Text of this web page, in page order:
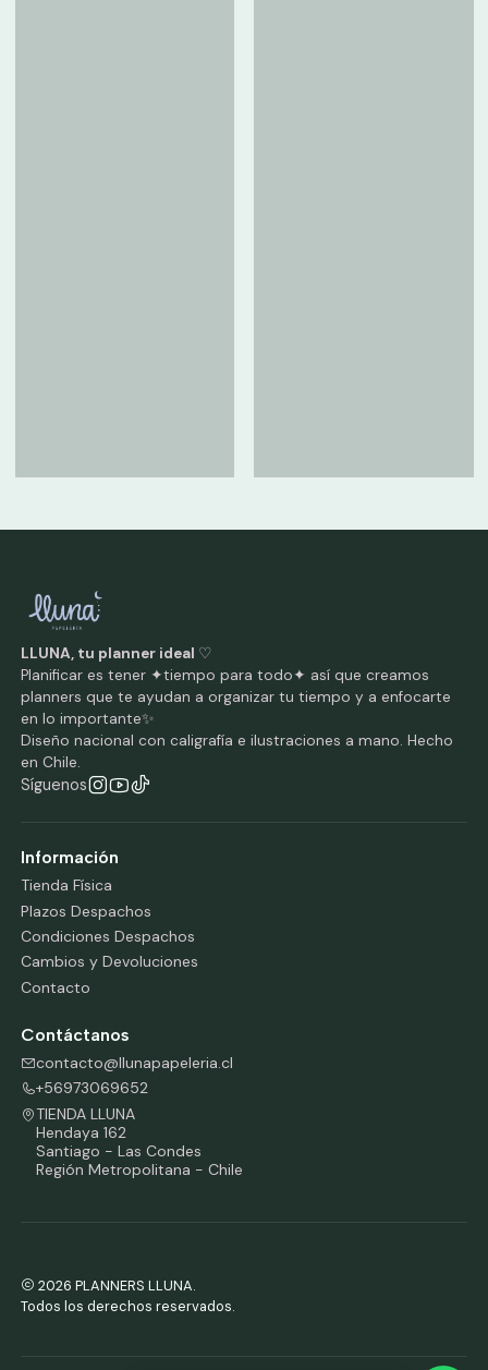
LLUNA, tu planner ideal ♡
Planificar es tener ✦tiempo para todo✦ así que creamos
planners que te ayudan a organizar tu tiempo y a enfocarte
en lo importante✨
Diseño nacional con caligrafía e ilustraciones a mano. Hecho
en Chile.
Síguenos
Información
Tienda Física
Plazos Despachos
Condiciones Despachos
Cambios y Devoluciones
Contacto
Contáctanos
contacto@llunapapeleria.cl
+56973069652
TIENDA LLUNA
Hendaya 162
Santiago - Las Condes
Región Metropolitana - Chile
2026 PLANNERS LLUNA.
Todos los derechos reservados.